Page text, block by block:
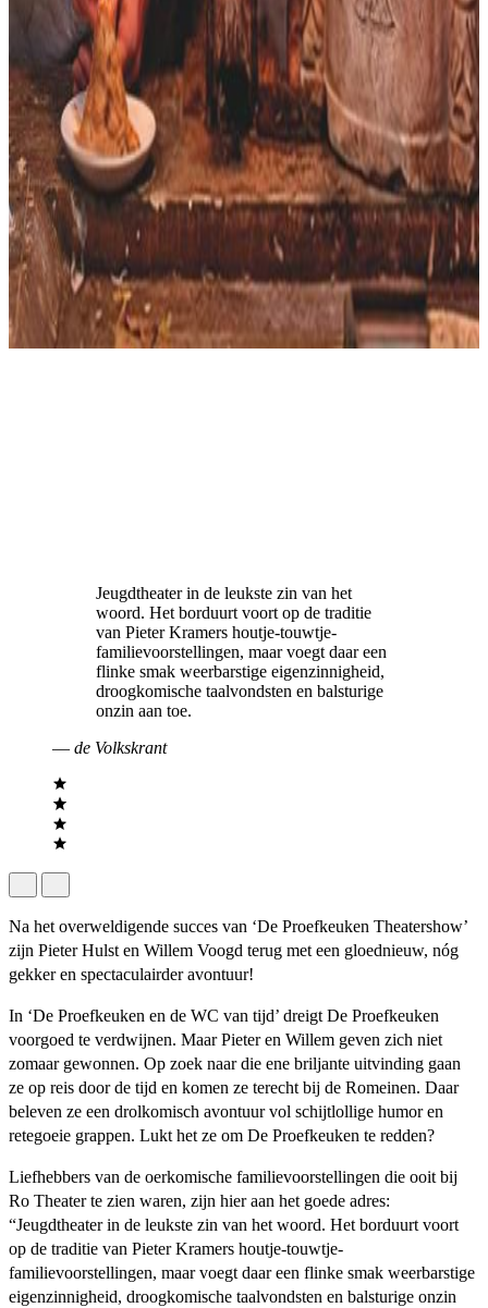
Jeugdtheater in de leukste zin van het
woord. Het borduurt voort op de traditie
van Pieter Kramers houtje-touwtje-
familievoorstellingen, maar voegt daar een
flinke smak weerbarstige eigenzinnigheid,
droogkomische taalvondsten en balsturige
onzin aan toe.
— de Volkskrant
Na het overweldigende succes van ‘De Proefkeuken Theatershow’
zijn Pieter Hulst en Willem Voogd terug met een gloednieuw, nóg
gekker en spectaculairder avontuur!
In ‘De Proefkeuken en de WC van tijd’ dreigt De Proefkeuken
voorgoed te verdwijnen. Maar Pieter en Willem geven zich niet
zomaar gewonnen. Op zoek naar die ene briljante uitvinding gaan
ze op reis door de tijd en komen ze terecht bij de Romeinen. Daar
beleven ze een drolkomisch avontuur vol schijtlollige humor en
retegoeie grappen. Lukt het ze om De Proefkeuken te redden?
Liefhebbers van de oerkomische familievoorstellingen die ooit bij
Ro Theater te zien waren, zijn hier aan het goede adres:
“Jeugdtheater in de leukste zin van het woord. Het borduurt voort
op de traditie van Pieter Kramers houtje-touwtje-
familievoorstellingen, maar voegt daar een flinke smak weerbarstige
eigenzinnigheid, droogkomische taalvondsten en balsturige onzin